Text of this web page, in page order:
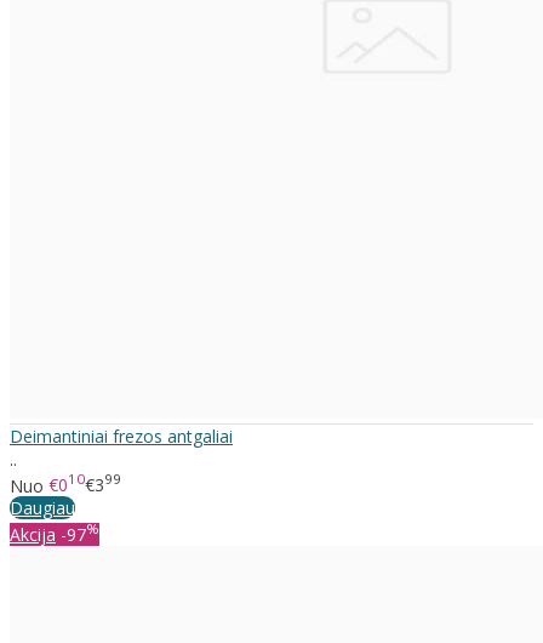
Deimantiniai frezos antgaliai
..
Nuo €010€399
Daugiau
Akcija -97%